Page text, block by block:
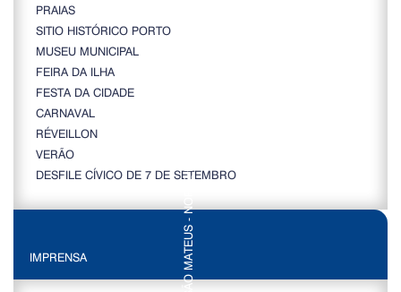
PRAIAS
SITIO HISTÓRICO PORTO
MUSEU MUNICIPAL
FEIRA DA ILHA
FESTA DA CIDADE
CARNAVAL
RÉVEILLON
VERÃO
DESFILE CÍVICO DE 7 DE SETEMBRO
IMPRENSA